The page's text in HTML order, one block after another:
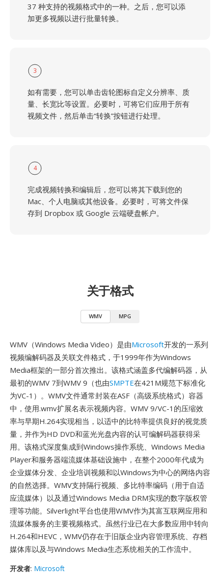
37 种支持的视频格式中的一种。之后，您可以添
加更多视频以进行批量转换。
3
如有需要，您可以单击齿轮图标自定义分辨率、质
量、长宽比等设置。必要时，可将它们应用于所有
视频文件，然后单击“转换”按钮进行处理。
4
完成视频转换和编辑后，您可以将其下载到您的
Mac、个人电脑或其他设备。必要时，可将文件保
存到 Dropbox 或 Google 云端硬盘帐户。
关于格式
WMV MPG
WMV（Windows Media Video）是由Microsoft开发的一系列
视频编解码器及关联文件格式，于1999年作为Windows
Media框架的一部分首次推出。该格式涵盖多代编解码器，从
最初的WMV 7到WMV 9（也由SMPTE在421M规范下标准化
为VC-1）。WMV文件通常封装在ASF（高级系统格式）容器
中，使用.wmv扩展名表示视频内容。WMV 9/VC-1的压缩效
率与早期H.264实现相当，以适中的比特率提供良好的视觉质
量，并作为HD DVD和蓝光光盘内容的认可编解码器获得采
用。该格式深度集成到Windows操作系统、Windows Media
Player和服务器端流媒体基础设施中，在整个2000年代成为
企业媒体分发、企业培训视频和以Windows为中心的网络内容
的自然选择。WMV支持隔行视频、多比特率编码（用于自适
应流媒体）以及通过Windows Media DRM实现的数字版权管
理等功能。Silverlight平台也使用WMV作为其富互联网应用和
流媒体服务的主要视频格式。虽然行业已在大多数应用中转向
H.264和HEVC，WMV仍存在于旧版企业内容管理系统、存档
媒体库以及与Windows Media生态系统相关的工作流中。
开发者: Microsoft